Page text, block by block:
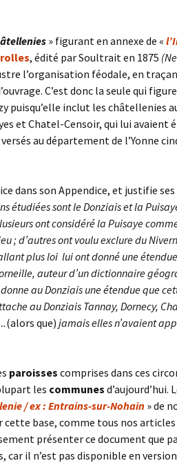
» figurant en annexe de «
, édité par Soultrait en 1875
l’organisation féodale, en
C’est donc la seule qui
puisqu’elle inclut les châtellenies
et Chatel-Censoir, qui lui avaient
au département de l’Yonne
dans son Appendice, et justifie
étudiées sont le Donziais et la
ont considéré la Puisaye
; d’autres ont voulu exclure du
plus loi lui ont donné une
auteur d’un dictionnaire
au Donziais une étendue que
au Donziais Tannay, Dornecy,
(alors que) jamais elles n’avaient
paroisses comprises dans ces
les communes d’aujourd’hui.
/ ex : Entrains-sur-Nohain » de
base, comme tous nos
présenter ce document que
il n’est pas disponible en